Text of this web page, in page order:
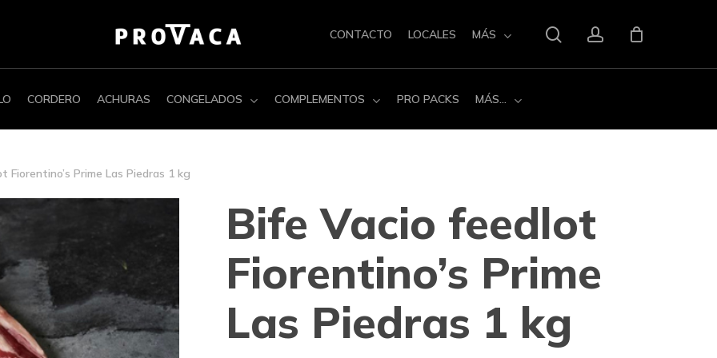
CONTACTO LOCALES MÁS
CORDERO ACHURAS CONGELADOS COMPLEMENTOS PRO PACKS MÁS…
Fiorentino’s Prime Las Piedras 1 kg
Bife Vacio feedlot
Fiorentino’s Prime
Las Piedras 1 kg